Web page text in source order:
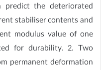
the deteriorated
stabiliser contents and
modulus value of one
for durability. 2. Two
permanent deformation